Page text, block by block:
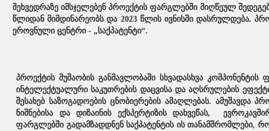
შეხვედრაზე იმსჯელებენ პროექტის ფარგლებში მიღწეულ
წლიდან მიმდინარეობს და 2023 წლის ივნისში დასრულდება.
ეროვნული ცენტრი - „საქპატენტი“.
პროექტის მუშაობის განმავლობაში სხვადასხვა
ინტელექტუალური საკუთრების დაცვისა და აღსრულების
შესახებ საზოგადოების ცნობიერების ამაღლებას.
ნიშნებისა და დიზაინის ექსპერტიზის დახვეწას,
ფარგლებში გადამზადდნენ საქპატენტის ის თანამშრომლები,